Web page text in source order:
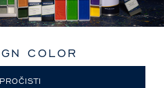
COLOR
PROČISTI